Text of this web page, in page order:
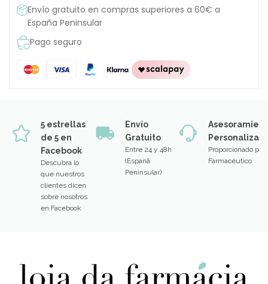
Envío gratuito en compras superiores a 60€ a
España Peninsular
Pago seguro
5 estrellas
de 5 en
Facebook
Descubra lo
que nuestros
clientes dicen
sobre nosotros
en Facebook
Envío
Gratuito
Entre 24 y 48h
(Espanã
Peninsular)
Proporcionado por
Farmacéutico